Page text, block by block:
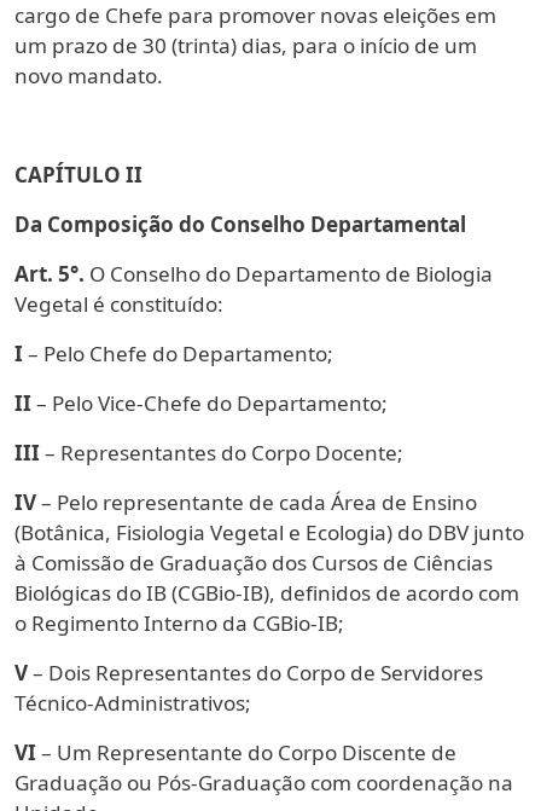
cargo de Chefe para promover novas eleições em
um prazo de 30 (trinta) dias, para o início de um
novo mandato.
CAPÍTULO II
Da Composição do Conselho Departamental
Art. 5°. O Conselho do Departamento de Biologia
Vegetal é constituído:
I – Pelo Chefe do Departamento;
II – Pelo Vice-Chefe do Departamento;
III – Representantes do Corpo Docente;
IV– Pelo representante de cada Área de Ensino
(Botânica, Fisiologia Vegetal e Ecologia) do DBV junto
à Comissão de Graduação dos Cursos de Ciências
Biológicas do IB (CGBio-IB), definidos de acordo com
o Regimento Interno da CGBio-IB;
V– Dois Representantes do Corpo de Servidores
Técnico-Administrativos;
VI – Um Representante do Corpo Discente de
Graduação ou Pós-Graduação com coordenação na